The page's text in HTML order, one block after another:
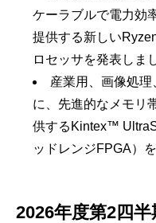
ケーラブルで電力効
提供する新しい
ロセッサを発表しま
産業用、画像処
に、先進的なメモリ
供するKintex™
ッドレンジFPGA）
2026年度第2四